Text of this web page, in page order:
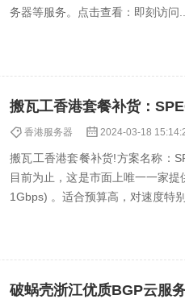
务器等服务。点击查看：即刻访问...
香港服务器 2024-03-18
搬瓦工香港套餐补货!方案名称：
目前为止，这是市面上唯一一家
1Gbps) 。适合预算高，对速度特
破蜗壳浙江优质BGP云服